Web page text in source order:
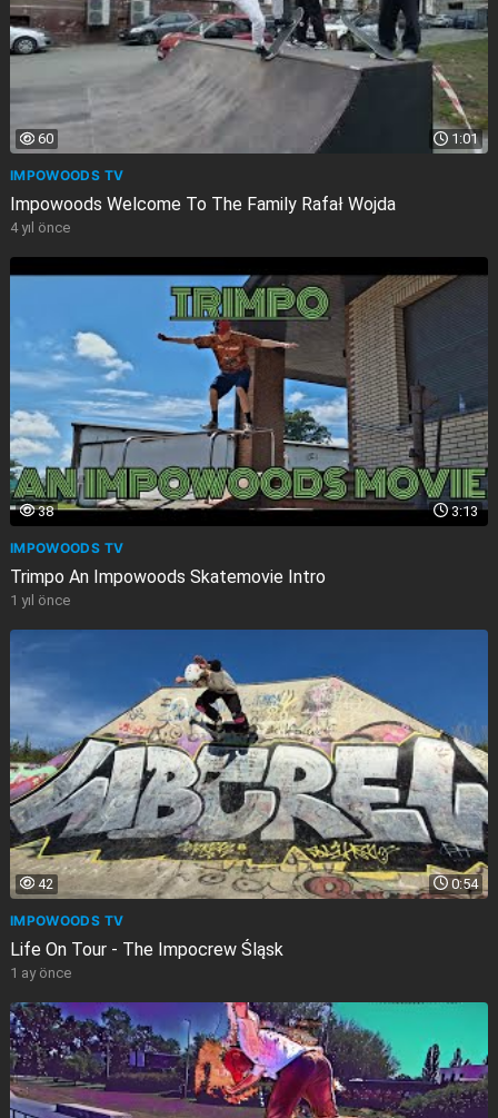
1:01
60
IMPOWOODS TV
Impowoods Welcome To The Family Rafał Wojda
4 yıl önce
3:13
38
IMPOWOODS TV
Trimpo An Impowoods Skatemovie Intro
1 yıl önce
0:54
42
IMPOWOODS TV
Life On Tour - The Impocrew Śląsk
1 ay önce